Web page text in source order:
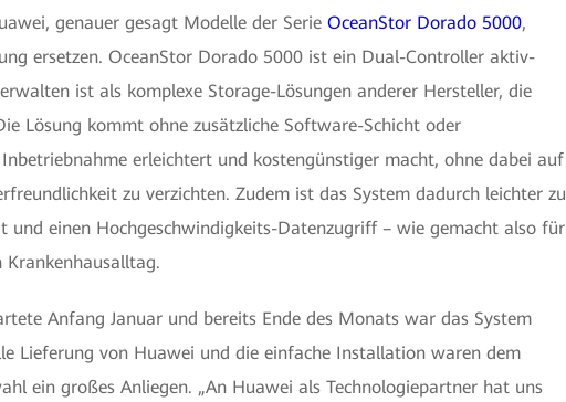
genauer gesagt Modelle der Serie OceanStor Dorado 5000,
ersetzen. OceanStor Dorado 5000 ist ein Dual-Controller aktiv-
ist als komplexe Storage-Lösungen anderer Hersteller, die
Lösung kommt ohne zusätzliche Software-Schicht oder
erleichtert und kostengünstiger macht, ohne dabei auf
zu verzichten. Zudem ist das System dadurch leichter zu
einen Hochgeschwindigkeits-Datenzugriff – wie gemacht also für
Krankenhausalltag.
Anfang Januar und bereits Ende des Monats war das System
Lieferung von Huawei und die einfache Installation waren dem
ein großes Anliegen. „An Huawei als Technologiepartner hat uns